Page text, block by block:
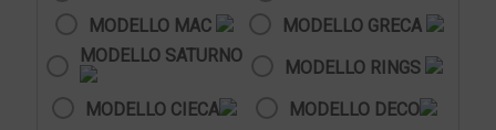
MODELLO MAC
MODELLO GRECA
MODELLO SATURNO
MODELLO RINGS
MODELLO CIECA
MODELLO DECO